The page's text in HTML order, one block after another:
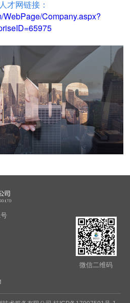
才网链接：
WebPage/Company.aspx?
微信二维码